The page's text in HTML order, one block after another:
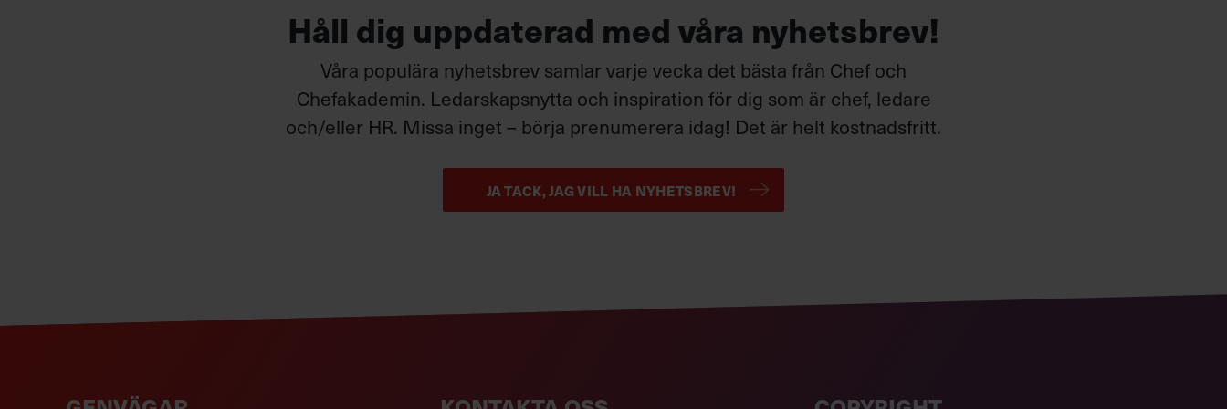
Håll dig uppdaterad med våra nyhetsbrev!
Våra populära nyhetsbrev samlar varje vecka det bästa från Chef och
Chefakademin. Ledarskapsnytta och inspiration för dig som är chef, ledare
och/eller HR. Missa inget – börja prenumerera idag! Det är helt kostnadsfritt.
JA TACK, JAG VILL HA NYHETSBREV!